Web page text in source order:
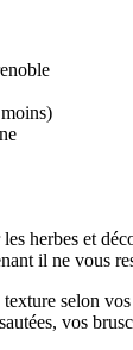
herbes et
il ne vous
selon
vos